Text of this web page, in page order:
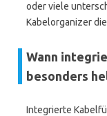
oder viele
Kabelorganizer
Wann
besonders
Integrierte